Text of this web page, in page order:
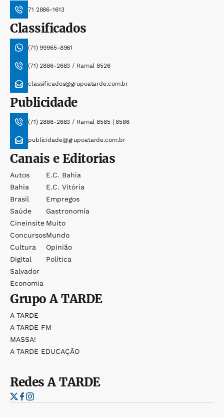
71 2886-1613
Classificados
(71) 99965-8961
(71) 2886-2683 / Ramal 8526
classificados@grupoatarde.com.br
Publicidade
(71) 2886-2683 / Ramal 8585 | 8586
publicidade@grupoatarde.com.br
Canais e Editorias
Autos
Bahia
Brasil
Saúde
Cineinsite
Concursos
Cultura
Digital
Salvador
Economia
E.c. Bahia
E.c. Vitória
Empregos
Gastronomia
Muito
Mundo
Opinião
Política
GrupoA TARDE
A TARDE
A TARDE FM
MASSA!
A TARDE EDUCAÇÃO
RedesA TARDE